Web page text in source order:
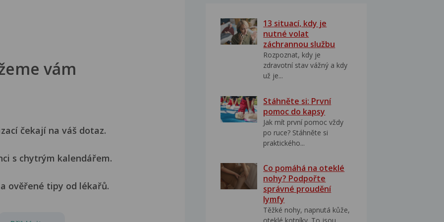
vám
čekají na váš dotaz.
s chytrým kalendářem.
ověřené tipy od lékařů.
13 situací, kdy je
nutné volat
záchrannou službu
Rozpoznat, kdy je
zdravotní stav vážný a kdy
už je...
Stáhněte si: První
pomoc do kapsy
Jak mít první pomoc vždy
po ruce? Stáhněte si
praktického...
Co pomáhá na oteklé
nohy? Podpořte
správné proudění
lymfy
Těžké nohy, napnutá kůže,